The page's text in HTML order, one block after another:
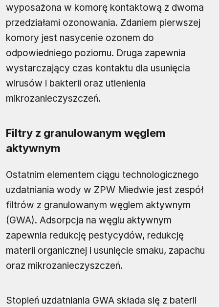
wyposażona w komorę kontaktową z dwoma
przedziałami ozonowania. Zdaniem pierwszej
komory jest nasycenie ozonem do
odpowiedniego poziomu. Druga zapewnia
wystarczający czas kontaktu dla usunięcia
wirusów i bakterii oraz utlenienia
mikrozanieczyszczeń.
Filtry z granulowanym węglem
aktywnym
Ostatnim elementem ciągu technologicznego
uzdatniania wody w ZPW Miedwie jest zespół
filtrów z granulowanym węglem aktywnym
(GWA). Adsorpcja na węglu aktywnym
zapewnia redukcję pestycydów, redukcję
materii organicznej i usunięcie smaku, zapachu
oraz mikrozanieczyszczeń.
Stopień uzdatniania GWA składa się z baterii